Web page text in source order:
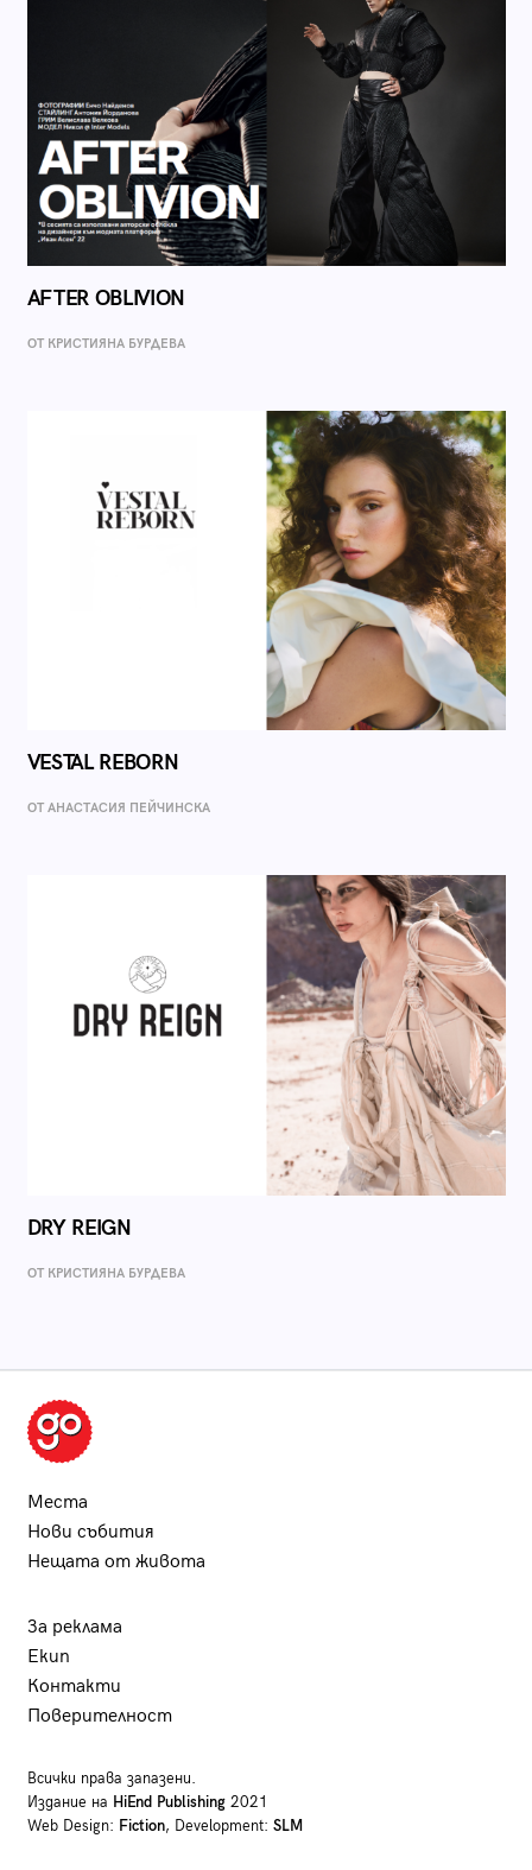
AFTER OBLIVION
ОТ КРИСТИЯНА БУРДЕВА
VESTAL REBORN
ОТ AНАСТАСИЯ ПЕЙЧИНСКА
DRY REIGN
ОТ КРИСТИЯНА БУРДЕВА
Места
Нови събития
Нещата от живота
За реклама
Екип
Контакти
Поверителност
Всички права запазени.
Издание на HiEnd Publishing2021
Web Design: Fiction, Development: SLM